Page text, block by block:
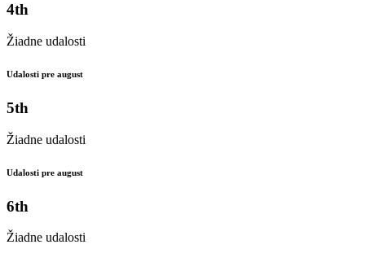
4th
Žiadne udalosti
Udalosti pre august
5th
Žiadne udalosti
Udalosti pre august
6th
Žiadne udalosti